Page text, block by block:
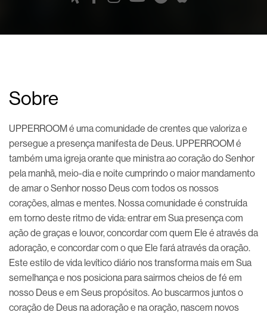
Sobre
UPPERROOM é uma comunidade de crentes que valoriza e
persegue a presença manifesta de Deus. UPPERROOM é
também uma igreja orante que ministra ao coração do Senhor
pela manhã, meio-dia e noite cumprindo o maior mandamento
de amar o Senhor nosso Deus com todos os nossos
corações, almas e mentes. Nossa comunidade é construída
em torno deste ritmo de vida: entrar em Sua presença com
ação de graças e louvor, concordar com quem Ele é através da
adoração, e concordar com o que Ele fará através da oração.
Este estilo de vida levítico diário nos transforma mais em Sua
semelhança e nos posiciona para sairmos cheios de fé em
nosso Deus e em Seus propósitos. Ao buscarmos juntos o
coração de Deus na adoração e na oração, nascem novos